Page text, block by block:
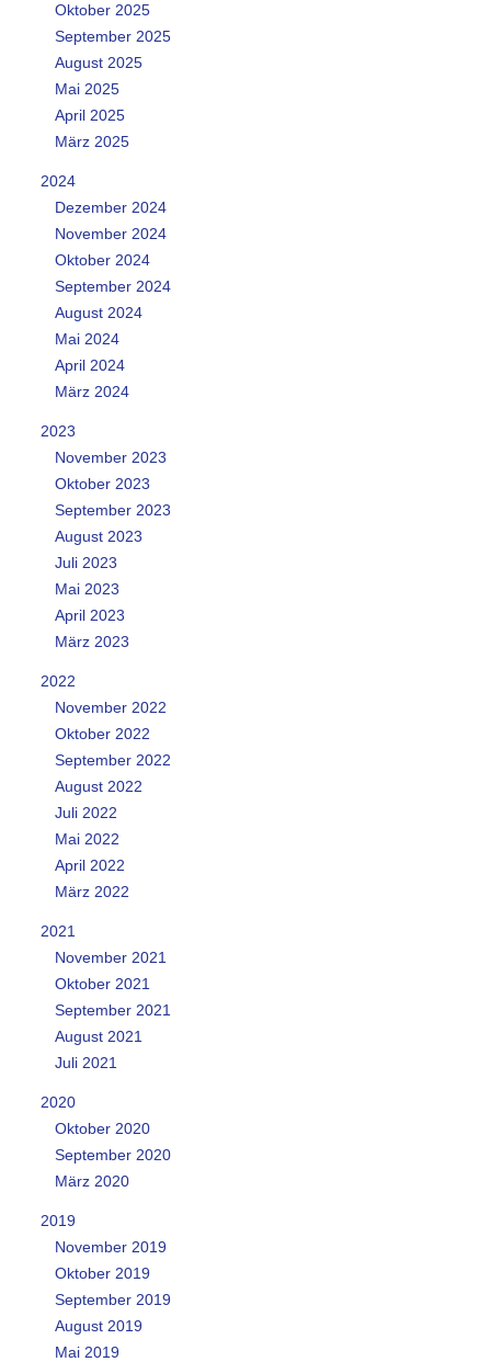
Oktober 2025
September 2025
August 2025
Mai 2025
April 2025
März 2025
2024
Dezember 2024
November 2024
Oktober 2024
September 2024
August 2024
Mai 2024
April 2024
März 2024
2023
November 2023
Oktober 2023
September 2023
August 2023
Juli 2023
Mai 2023
April 2023
März 2023
2022
November 2022
Oktober 2022
September 2022
August 2022
Juli 2022
Mai 2022
April 2022
März 2022
2021
November 2021
Oktober 2021
September 2021
August 2021
Juli 2021
2020
Oktober 2020
September 2020
März 2020
2019
November 2019
Oktober 2019
September 2019
August 2019
Mai 2019